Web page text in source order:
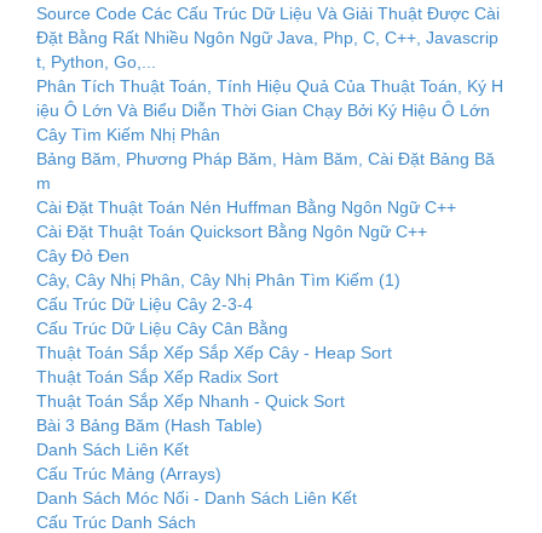
Source Code Các Cấu Trúc Dữ Liệu Và Giải Thuật Được Cài
Đặt Bằng Rất Nhiều Ngôn Ngữ Java, Php, C, C++, Javascrip
t, Python, Go,...
Phân Tích Thuật Toán, Tính Hiệu Quả Của Thuật Toán, Ký H
iệu Ô Lớn Và Biểu Diễn Thời Gian Chạy Bởi Ký Hiệu Ô Lớn
Cây Tìm Kiếm Nhị Phân
Bảng Băm, Phương Pháp Băm, Hàm Băm, Cài Đặt Bảng Bă
m
Cài Đặt Thuật Toán Nén Huffman Bằng Ngôn Ngữ C++
Cài Đặt Thuật Toán Quicksort Bằng Ngôn Ngữ C++
Cây Đỏ Đen
Cây, Cây Nhị Phân, Cây Nhị Phân Tìm Kiếm (1)
Cấu Trúc Dữ Liệu Cây 2-3-4
Cấu Trúc Dữ Liệu Cây Cân Bằng
Thuật Toán Sắp Xếp Sắp Xếp Cây - Heap Sort
Thuật Toán Sắp Xếp Radix Sort
Thuật Toán Sắp Xếp Nhanh - Quick Sort
Bài 3 Bảng Băm (Hash Table)
Danh Sách Liên Kết
Cấu Trúc Mảng (Arrays)
Danh Sách Móc Nối - Danh Sách Liên Kết
Cấu Trúc Danh Sách